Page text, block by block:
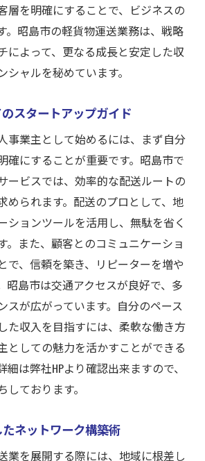
層を明確にすることで、ビジネスの
。昭島市の軽貨物運送業務は、戦略
によって、更なる成長と安定した収
ャルを秘めています。
スタートアップガイド
事業主として始めるには、まず自分
確にすることが重要です。昭島市で
ービスでは、効率的な配送ルートの
められます。配送のプロとして、地
ションツールを活用し、無駄を省く
。また、顧客とのコミュニケーショ
で、信頼を築き、リピーターを増や
昭島市は交通アクセスが良好で、多
スが広がっています。自分のペース
た収入を目指すには、柔軟な働き方
としての魅力を活かすことができる
は弊社HPより確認出来ますので、
ております。
ネットワーク構築術
業を展開する際には、地域に根差し